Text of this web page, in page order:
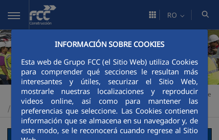
Skip to Main Content
INFORMACIÓN SOBRE COOKIES
Esta web de Grupo FCC (el Sitio Web) utiliza Cookies
para comprender qué secciones le resultan más
interesantes y útiles, securizar el Sitio Web,
mostrarle nuestras localizaciones y reproducir
videos online, así como para mantener las
preferencias que seleccione. Las Cookies contienen
información que se almacena en su navegador y, de
este modo, se le reconocerá cuando regrese al Sitio
RO
Construcción > Sustenabilitate >Impulsores de la transición verde
Buenas prácticas